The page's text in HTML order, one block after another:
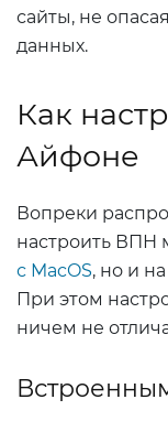
сайты, не
данных.
Как
Айфоне
Вопреки
настроить ВПН
с MacOS, но и
При этом
ничем не